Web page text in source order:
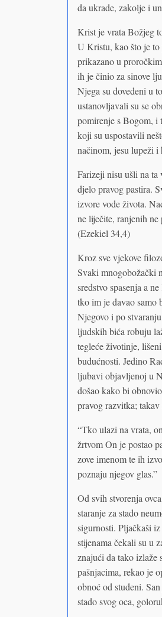
da ukrade, zakolje i
Krist je vrata Božjeg
U Kristu, kao što je to
prikazano u
ih je činio za sinove
Njega su dovedeni u
ustanovljavali su se
pomirenje s Bogom, i
koji su uspostavili
načinom, jesu lupeži i
Farizeji nisu ušli na
djelo pravog pastira.
izvore vode života.
ne liječite, ranjenih
(Ezekiel 34,4)
Kroz sve vjekove
Svaki mnogobožački
sredstvo spasenja a
tko im je davao samo
Njegovo i po
ljudskih bića robuju
tegleće životinje,
budućnosti. Jedino
ljubavi objavljenoj u
došao kako bi
pravog razvitka;
“Tko ulazi na vrata,
žrtvom On je postao
zove imenom te ih
poznaju njegov glas.”
Od svih stvorenja
staranje za stado
sigurnosti. Pljačkaši
stijenama čekali su u
znajući da tako izlaže
pašnjacima, rekao je
obnoć od studeni.
stado svog oca,